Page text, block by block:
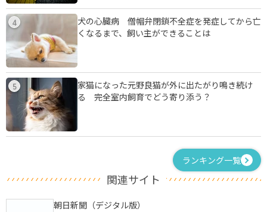
4
犬の心臓病 僧帽弁閉鎖不全症を発症してから亡
くなるまで、飼い主ができることは
5
家猫になった元野良猫が外に出たがり鳴き続け
る 完全室内飼育でどう寄り添う？
ランキング一覧
関連サイト
朝日新聞（デジタル版）